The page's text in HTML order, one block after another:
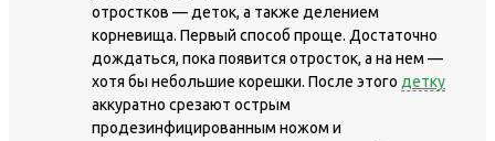
отростков — деток, а также делением
корневища. Первый способ проще. Достаточно
дождаться, пока появится отросток, а на нем —
хотя бы небольшие корешки. После этого детку
аккуратно срезают острым
продезинфицированным ножом и